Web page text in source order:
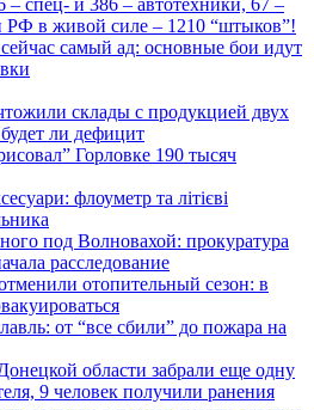
РФ в живой силе – 1210 “штыков”!
самый ад: основные бои идут
склады с продукцией двух
ли дефицит
Горловке 190 тысяч
флоуметр та літієві
под Волновахой: прокуратура
расследование
отопительный сезон: в
от “все сбили” до пожара на
области забрали еще одну
9 человек получили ранения